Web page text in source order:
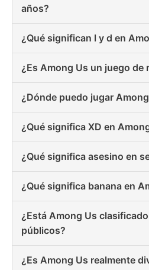
años?
¿Qué significan l y d en
¿Es Among Us un juego de
¿Dónde puedo jugar
¿Qué significa XD en
¿Qué significa asesino en
¿Qué significa banana en
¿Está Among Us
públicos?
¿Es Among Us realmente